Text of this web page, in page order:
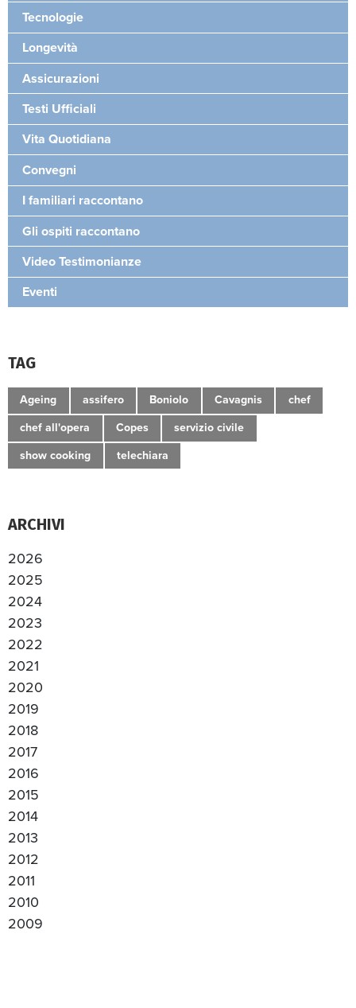
Tecnologie
Longevità
Assicurazioni
Testi Ufficiali
Vita Quotidiana
Convegni
I familiari raccontano
Gli ospiti raccontano
Video Testimonianze
Eventi
TAG
Ageing assifero Boniolo Cavagnis chef
chef all'opera Copes servizio civile
show cooking telechiara
ARCHIVI
2026
2025
2024
2023
2022
2021
2020
2019
2018
2017
2016
2015
2014
2013
2012
2011
2010
2009